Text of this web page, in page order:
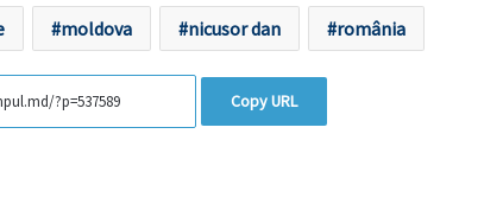
moldova nicusor dan românia
Copy URL